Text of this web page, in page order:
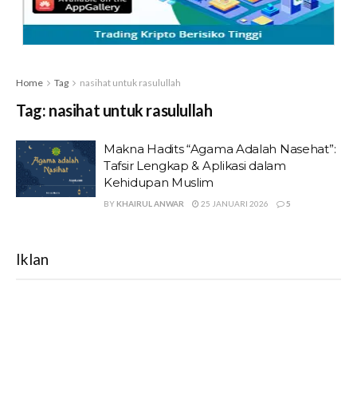
Home Tag nasihat untuk rasulullah
Tag: nasihat untuk rasulullah
Makna Hadits “Agama Adalah Nasehat”:
Tafsir Lengkap & Aplikasi dalam
Kehidupan Muslim
BY KHAIRUL ANWAR 25 JANUARI 2026 5
Iklan